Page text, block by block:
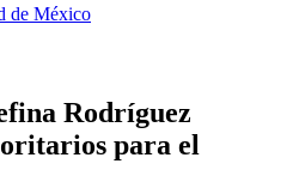
de México
Rodríguez
para el